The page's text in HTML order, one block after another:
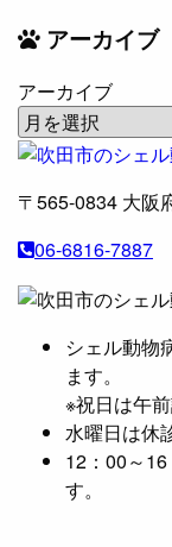
アーカイブ
アーカイブ
〒565-0834 大阪
06-6816-7887
シェル動物
ます。
※祝日は午
水曜日は休
12：00～
す。